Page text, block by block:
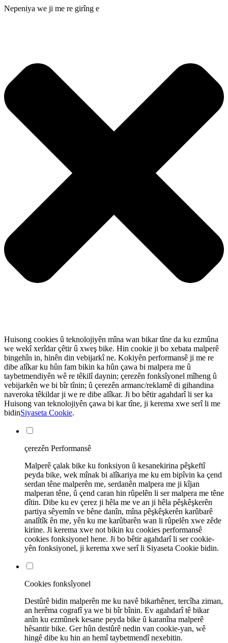
Nepeniya we ji me re girîng e
Huisong cookies û teknolojiyên mîna wan bikar tîne da ku ezmûna
we wekî xerîdar çêtir û xweş bike. Hin cookie ji bo xebata malperê
bingehîn in, hinên din vebijarkî ne. Kokiyên performansê ji me re
dibe alîkar ku hûn fam bikin ka hûn çawa bi malpera me û
taybetmendiyên wê re têkilî daynin; çerezên fonksîyonel mîheng û
vebijarkên we bi bîr tînin; û çerezên armanc/reklamê di gihandina
naveroka têkildar ji we re dibe alîkar. Ji bo bêtir agahdarî li ser ka
Huisong van teknolojiyên çawa bi kar tîne, ji kerema xwe serî li me
bidinSiyaseta Cookie.
çerezên Performansê
Malperê çalak bike ku fonksiyon û kesanekirina pêşkeftî
peyda bike, wek mînak bi alîkariya me ku em bipîvin ka çend
serdan têne malperên me, serdanên malpera me ji kîjan
malperan têne, û çend caran hin rûpelên li ser malpera me têne
dîtin. Dibe ku ev çerez ji hêla me ve an ji hêla pêşkêşkerên
partiya sêyemîn ve bêne danîn, mîna pêşkêşkerên karûbarê
analîtîk ên me, yên ku me karûbarên wan li rûpelên xwe zêde
kirine. Ji kerema xwe not bikin ku cookies performansê
cookies fonksiyonel hene. Ji bo bêtir agahdarî li ser cookie-
yên fonksiyonel, ji kerema xwe serî li Siyaseta Cookie bidin.
Cookies fonksîyonel
Destûrê bidin malperên me ku navê bikarhêner, tercîha ziman,
an herêma cografî ya we bi bîr bînin. Ev agahdarî tê bikar
anîn ku ezmûnek kesane peyda bike û karanîna malperê
hêsantir bike. Ger hûn destûrê nedin van cookie-yan, wê
hingê dibe ku hin an hemî taybetmendî nexebitin.